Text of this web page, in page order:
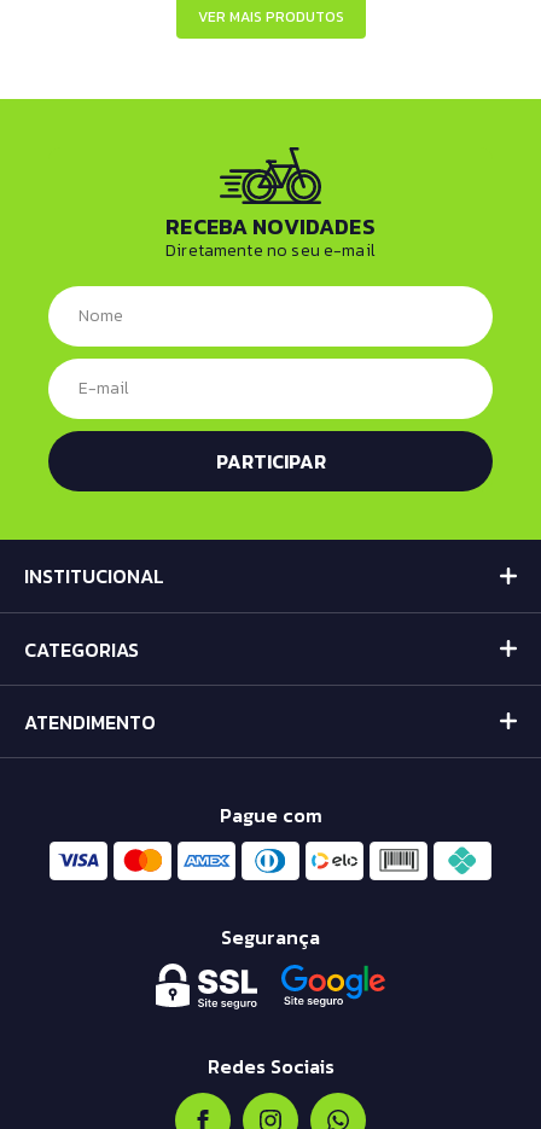
VER MAIS PRODUTOS
RECEBA NOVIDADES
Diretamente no seu e-mail
INSTITUCIONAL
CATEGORIAS
ATENDIMENTO
Pague com
Segurança
Redes Sociais